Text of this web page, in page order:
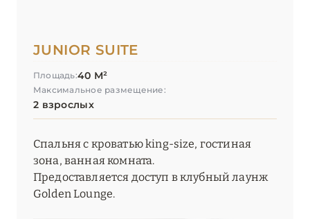
JUNIOR SUITE
Площадь:40 М²
Максимальное размещение:
2 взрослых
Спальня с кроватью king-size, гостиная
зона, ванная комната.
Предоставляется доступ в клубный лаунж
Golden Lounge.